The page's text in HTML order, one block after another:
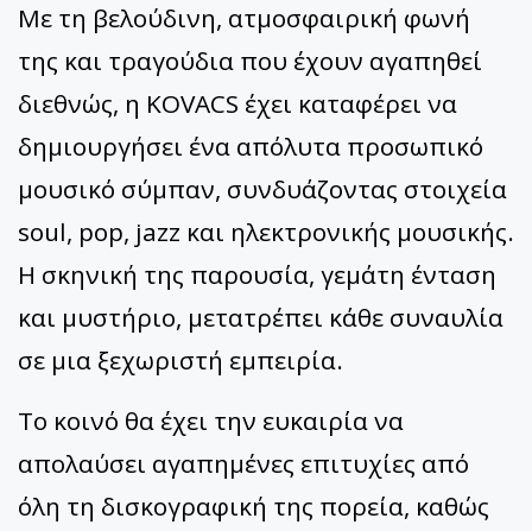
Με τη βελούδινη, ατμοσφαιρική φωνή
της και τραγούδια που έχουν αγαπηθεί
διεθνώς, η KOVACS έχει καταφέρει να
δημιουργήσει ένα απόλυτα προσωπικό
μουσικό σύμπαν, συνδυάζοντας στοιχεία
soul, pop, jazz και ηλεκτρονικής μουσικής.
Η σκηνική της παρουσία, γεμάτη ένταση
και μυστήριο, μετατρέπει κάθε συναυλία
σε μια ξεχωριστή εμπειρία.
Το κοινό θα έχει την ευκαιρία να
απολαύσει αγαπημένες επιτυχίες από
όλη τη δισκογραφική της πορεία, καθώς